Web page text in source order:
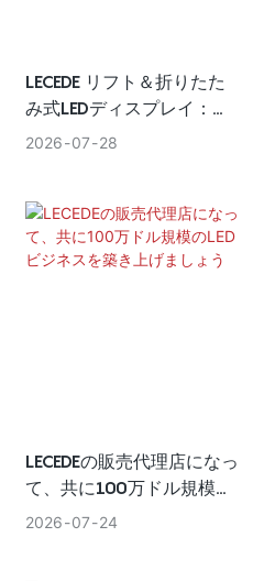
LECEDE リフト＆折りたた
み式LEDディスプレイ：フ
レキシブルLEDソリューシ
2026 07 28
LECEDEの販売代理店になっ
て、共に100万ドル規模の
LEDビジネスを築き上げま
2026 07 24